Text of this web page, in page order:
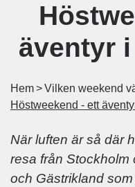
äventyr
Hem
Vilken weekend
Höstweekend - ett
När luften är så där
resa från Stockholm
och Gästrikland